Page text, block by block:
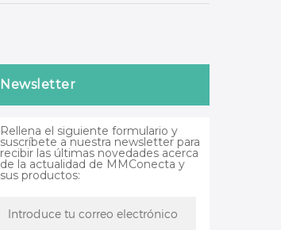
Newsletter
Rellena el siguiente formulario y
suscríbete a nuestra newsletter para
recibir las últimas novedades acerca
de la actualidad de MMConecta y
sus productos: